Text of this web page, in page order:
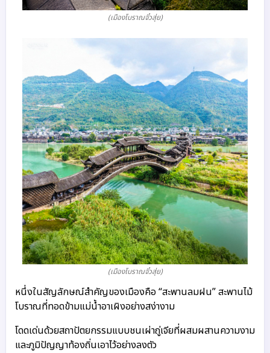
(เมืองโบราณจั๋วสุ่ย)
(เมืองโบราณจั๋วสุ่ย)
หนึ่งในสัญลักษณ์สำคัญของเมืองคือ “สะพานลมฝน” สะพานไม้
โบราณที่ทอดข้ามแม่น้ำอาเผิงอย่างสง่างาม
โดดเด่นด้วยสถาปัตยกรรมแบบชนเผ่าถู่เจียที่ผสมผสานความงาม
และภูมิปัญญาท้องถิ่นเอาไว้อย่างลงตัว